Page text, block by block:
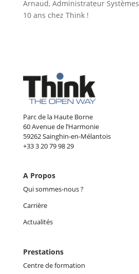
Arnaud, Administrateur
10 ans chez Think !
Parc de la Haute Borne
60 Avenue de l’Harmonie
59262 Sainghin-en-Mélantois
+33 3 20 79 98 29
A Propos
Qui sommes-nous ?
Carrière
Actualités
Prestations
Centre de formation